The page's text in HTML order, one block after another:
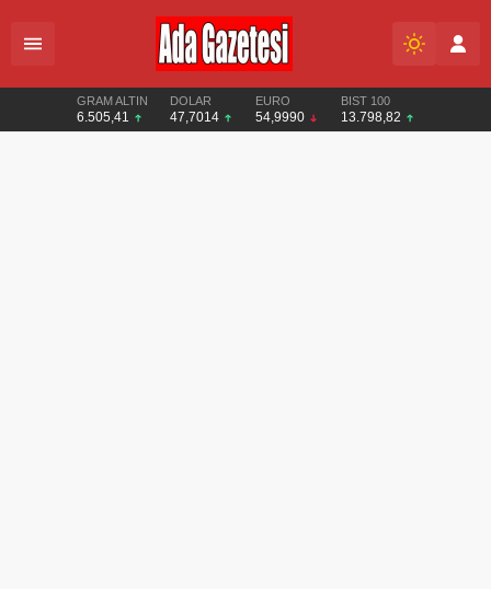
GRAM ALTIN
6.505,41
DOLAR
47,7014
EURO
54,9990
BIST 100
13.798,82